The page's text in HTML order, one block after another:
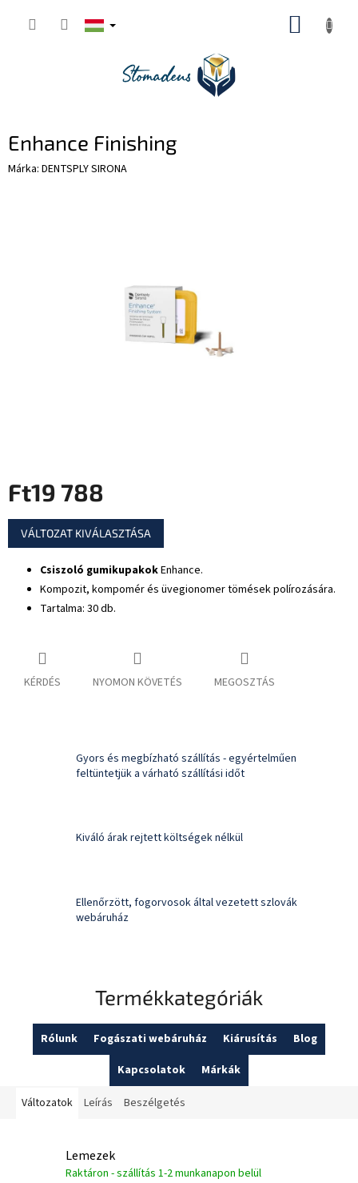
KOSÁR
Enhance Finishing
Márka: DENTSPLY SIRONA
Ft19 788
Egységár:
VÁLTOZAT KIVÁLASZTÁSA
Csiszoló gumikupakokEnhance.
Kompozit, kompomér és üvegionomer tömések polírozására.
Tartalma: 30 db.
KÉRDÉS NYOMON KÖVETÉS MEGOSZTÁS
Gyors és megbízható szállítás - egyértelműen
feltüntetjük a várható szállítási időt
Kiváló árak rejtett költségek nélkül
Ellenőrzött, fogorvosok által vezetett szlovák
webáruház
Termékkategóriák
Rólunk Fogászati webáruház Kiárusítás
Blog
Kapcsolatok
Márkák
Változatok Leírás Beszélgetés
Lemezek
Raktáron - szállítás 1-2 munkanapon belül